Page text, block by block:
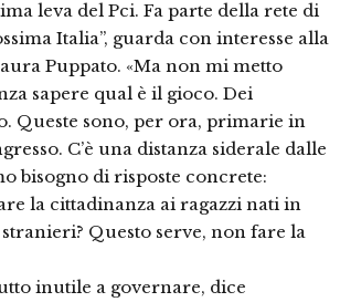
leva del Pci. Fa parte della rete di
Italia”, guarda con interesse alla
Puppato. «Ma non mi metto
sapere qual è il gioco. Dei
Queste sono, per ora, primarie in
C’è una distanza siderale dalle
bisogno di risposte concrete:
la cittadinanza ai ragazzi nati in
Questo serve, non fare la
inutile a governare, dice